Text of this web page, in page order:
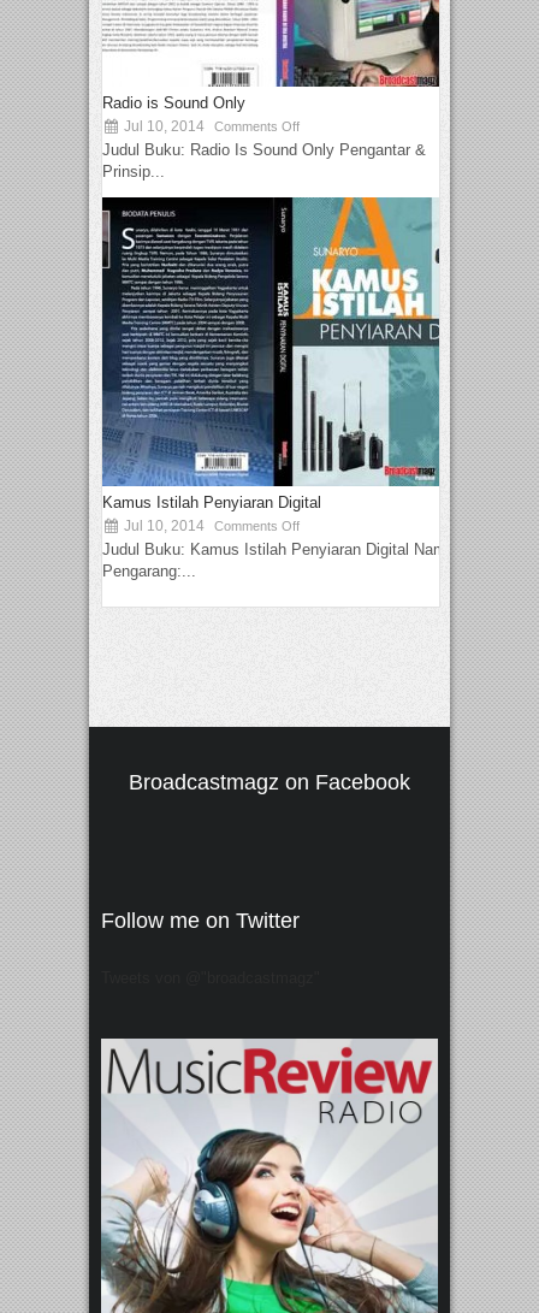
Radio is Sound Only
Jul 10, 2014 Comments Off
Judul Buku: Radio Is Sound Only Pengantar &
Prinsip...
Kamus Istilah Penyiaran Digital
Jul 10, 2014 Comments Off
Judul Buku: Kamus Istilah Penyiaran Digital Nama
Pengarang:...
Broadcastmagz on Facebook
Follow me on Twitter